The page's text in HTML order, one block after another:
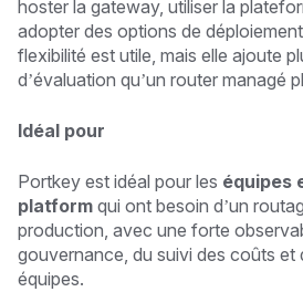
hoster la gateway, utiliser la
adopter des options de
flexibilité est utile, mais elle ajoute
d’évaluation qu’un router managé
Idéal pour
Portkey est idéal pour les équipes
platform qui ont besoin d’un
production, avec une forte
gouvernance, du suivi des coûts et
équipes.